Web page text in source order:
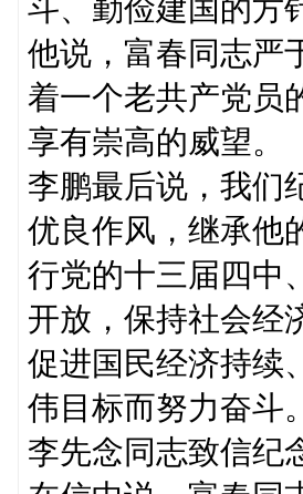
斗、勤俭建国的方
他说，富春同志严
着一个老共产党员
享有崇高的威望。
李鹏最后说，我们
优良作风，继承他
行党的十三届四中
开放，保持社会经
促进国民经济持续
伟目标而努力奋斗。
李先念同志致信纪